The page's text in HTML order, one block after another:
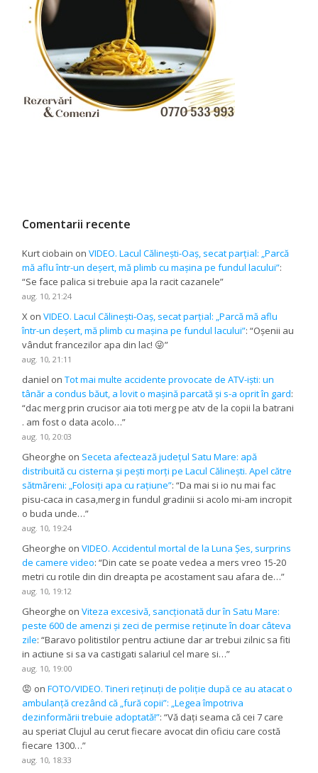
Comentarii recente
Kurt ciobain onVIDEO. Lacul Călinești-Oaș, secat parțial: „Parcă
mă aflu într-un deșert, mă plimb cu mașina pe fundul lacului”:
“Se face palica si trebuie apa la racit cazanele”
aug. 10, 21:24
X onVIDEO. Lacul Călinești-Oaș, secat parțial: „Parcă mă aflu
într-un deșert, mă plimb cu mașina pe fundul lacului”: “Oșenii au
vândut francezilor apa din lac! 😜”
aug. 10, 21:11
daniel onTot mai multe accidente provocate de ATV-iști: un
tânăr a condus băut, a lovit o mașină parcată și s-a oprit în gard:
“dac merg prin crucisor aia toti merg pe atv de la copii la batrani
. am fost o data acolo…”
aug. 10, 20:03
Gheorghe on Seceta afectează județul Satu Mare: apă
distribuită cu cisterna și pești morți pe Lacul Călinești. Apel către
sătmăreni: „Folosiți apa cu rațiune”: “Da mai si io nu mai fac
pisu-caca in casa,merg in fundul gradinii si acolo mi-am incropit
o buda unde…”
aug. 10, 19:24
Gheorghe onVIDEO. Accidentul mortal de la Luna Șes, surprins
de camere video: “Din cate se poate vedea a mers vreo 15-20
metri cu rotile din din dreapta pe acostament sau afara de…”
aug. 10, 19:12
Gheorghe onViteza excesivă, sancționată dur în Satu Mare:
peste 600 de amenzi și zeci de permise reținute în doar câteva
zile: “Baravo politistilor pentru actiune dar ar trebui zilnic sa fiti
in actiune si sa va castigati salariul cel mare si…”
aug. 10, 19:00
😡 onFOTO/VIDEO. Tineri reținuți de poliție după ce au atacat o
ambulanță crezând că „fură copii”: „Legea împotriva
dezinformării trebuie adoptată!”: “Vă dați seama că cei 7 care
au speriat Clujul au cerut fiecare avocat din oficiu care costă
fiecare 1300…”
aug. 10, 18:33